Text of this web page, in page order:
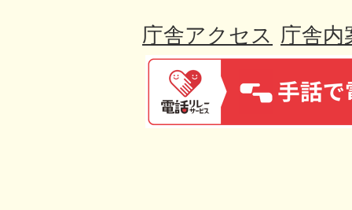
庁舎アクセス 庁舎内